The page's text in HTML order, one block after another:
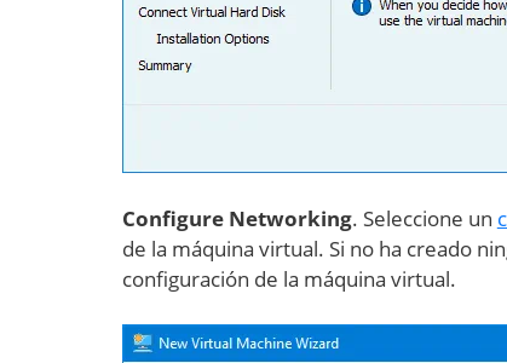
Configure Networking. Seleccione un
de la máquina virtual. Si no ha creado
configuración de la máquina virtual.